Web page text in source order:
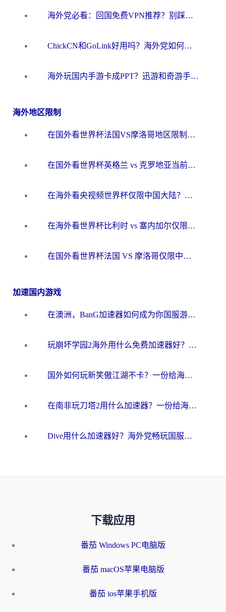
海外党必看：回国免费VPN推荐？别踩坑！教你选对加速器无缝刷国内资源
ChickCN和GoLink好用吗？海外党如何选对回国加速器
海外玩国内手游卡成PPT？迅游和奇游手游哪个好？一篇讲透回国加速器怎么选
海外地区限制
在国外看世界杯法国VS摩洛哥地区限制？这篇指南让你流畅看中文解说无压力
在国外看世界杯英格兰 vs 克罗地亚当前地区不可播放？这篇指南帮你搞定所有海外观赛难题
在海外看央视频世界杯仅限中国大陆？这篇指南帮你解锁中文解说+无卡顿直播
在海外看世界杯比利时 vs 塞内加尔仅限中国大陆？我找到了最流畅的中文解说之路
在国外看世界杯法国 VS 摩洛哥仅限中国大陆？海外党这样看中文解说赛事不卡顿
加速国内游戏
在澳洲，BanG加速器如何成为你国服游戏的“时光机”？
玩崩坏学园2海外用什么免费加速器好？2026海外党亲测国服游戏加速指南
国外如何玩新笑傲江湖不卡？一份给海外游子的终极网络指南
在南非玩刀塔2用什么加速器？一份给海外游子的终极生存指南
Dive用什么加速器好？海外党畅玩国服游戏的终极避坑指南
下载应用
番茄 Windows PC电脑版
番茄 macOS苹果电脑版
番茄 ios苹果手机版